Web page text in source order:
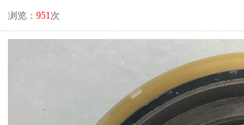
浏览： 951次